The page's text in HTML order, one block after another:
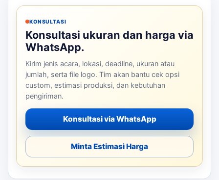
KONSULTASI
Konsultasi ukuran dan harga via
WhatsApp.
Kirim jenis acara, lokasi, deadline, ukuran atau
jumlah, serta file logo. Tim akan bantu cek opsi
custom, estimasi produksi, dan kebutuhan
pengiriman.
Konsultasi via WhatsApp
Minta Estimasi Harga